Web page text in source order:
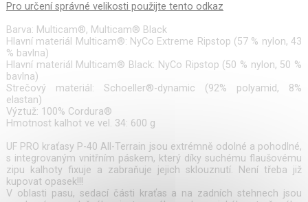
Pro určenísprávné velikosti použijte tento odkaz
Barva: Multicam®, Multicam® Black
Hlavní materiál Multicam®: NyCo Extreme Ripstop (57 % nylon, 43
% bavlna)
Hlavní materiál Multicam® Black: NyCo Ripstop (50 % nylon, 50 %
bavlna)
Strečový materiál: Schoeller®-dynamic (92% polyamid, 8%
elastan)
Výztuž: 100% Cordura®
Hmotnost kalhot ve vel. 34: 600 g
UF PRO kraťasy P-40 All-Terrain jsou extrémně odolné a pohodlné,
s integrovaným vnitřním páskem, který díky suchému flaušovému
zipu kalhoty fixuje a zabraňuje jejich sklouznutí. Není třeba již
kupovat opasek!!!
V oblasti pasu, sedací části kraťas a na zadních stehnech jsou